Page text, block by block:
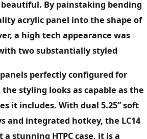
By painstaking bending
acrylic panel into the shape of
a high tech appearance was
two substantially styled
perfectly configured for
styling looks as capable as the
it includes. With dual 5.25” soft
and integrated hotkey, the LC14
stunning HTPC case, it is a